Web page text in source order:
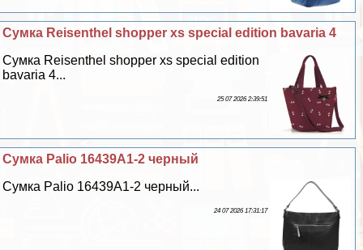
Сумка Reisenthel shopper xs special edition bavaria 4
Сумка Reisenthel shopper xs special edition
bavaria 4...
25 07 2026 2:39:51
Сумка Palio 16439A1-2 черный
Сумка Palio 16439A1-2 черный...
24 07 2026 17:31:17